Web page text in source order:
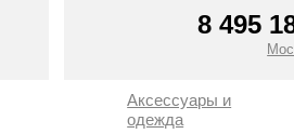
8 495
Аксессуары и
одежда